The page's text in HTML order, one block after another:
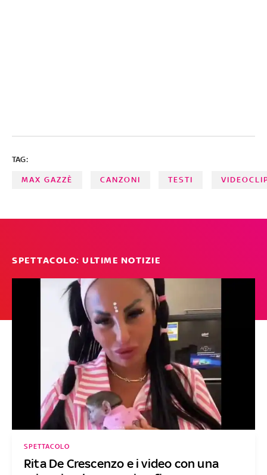
TAG:
MAX GAZZÈ CANZONI TESTI
SPETTACOLO: ULTIME NOTIZIE
Rita De Crescenzo e i video con una
SPETTACOLO